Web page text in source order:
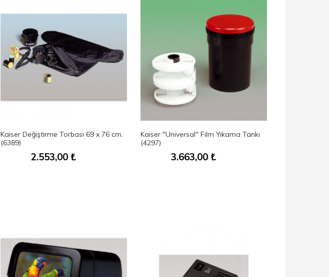
Kaiser Değiştirme Torbası 69 x 76 cm.
(6389)
2.553,00 ₺
Kaiser "Universal" Film Yıkama Tankı
(4297)
3.663,00₺